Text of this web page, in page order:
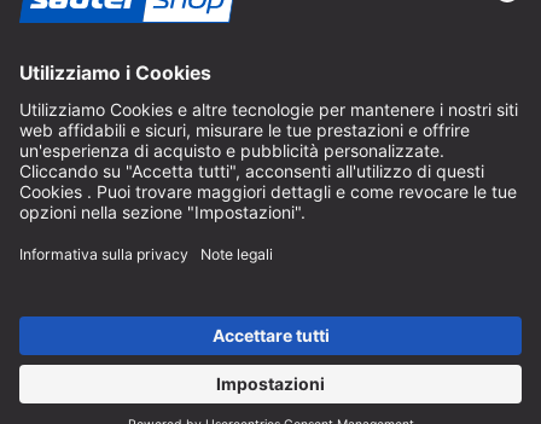
CGV
Protezione dei Dati
Impostazioni dei Cookie
della Germania per pacchi di dimensioni standard, esclusi articoli
A seconda del Paese di consegna, l'IVA può variare al momento del